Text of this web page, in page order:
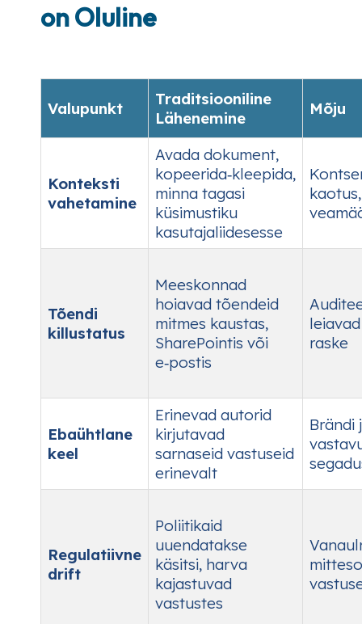
on Oluline
Valupunkt
Traditsiooniline
Lähenemine
Mõju
Konteksti
vahetamine
Avada dokument,
kopeerida‑kleepida,
minna tagasi
küsimustiku
kasutajaliidesesse
Tõendi
killustatus
Meeskonnad
hoiavad tõendeid
mitmes kaustas,
SharePointis või
e‑postis
raske
Ebaühtlane
keel
Erinevad autorid
kirjutavad
sarnaseid vastuseid
erinevalt
Brändi
Regulatiivne
drift
Poliitikaid
uuendatakse
käsitsi, harva
kajastuvad
vastustes